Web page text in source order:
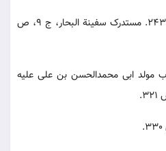
7) مستدرک الوسائل، ج 3، ص 243. مستدرک سفینة البحار، ج 9، ص
مولد ابی محمدالحسن بن علی علیه